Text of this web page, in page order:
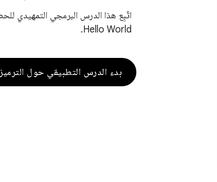
Hello World.
بدء الدرس التطبيقي حول الترميز